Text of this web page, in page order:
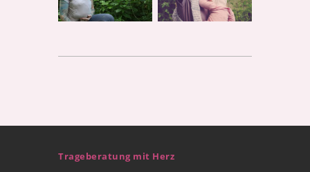
Trageberatung mit Herz